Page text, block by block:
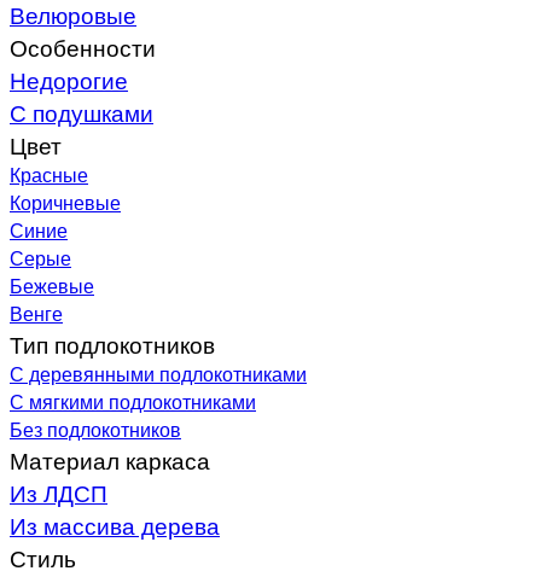
Велюровые
Особенности
Недорогие
С подушками
Цвет
Красные
Коричневые
Синие
Серые
Бежевые
Венге
Тип подлокотников
С деревянными подлокотниками
С мягкими подлокотниками
Без подлокотников
Материал каркаса
Из ЛДСП
Из массива дерева
Стиль